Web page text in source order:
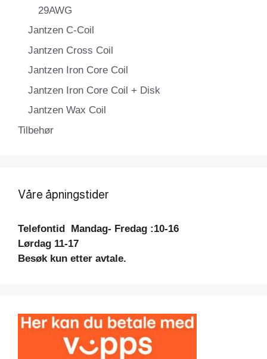
29AWG
Jantzen C-Coil
Jantzen Cross Coil
Jantzen Iron Core Coil
Jantzen Iron Core Coil + Disk
Jantzen Wax Coil
Tilbehør
Våre åpningstider
Telefontid Mandag- Fredag :10-16
Lørdag 11-17
Besøk kun etter avtale.